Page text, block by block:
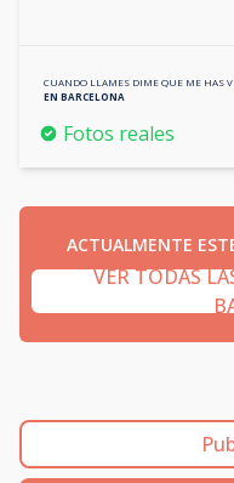
CUANDO LLAMES DIME QUE ME HAS
EN BARCELONA
Fotos reales
ACTUALMENTE
VER TODAS